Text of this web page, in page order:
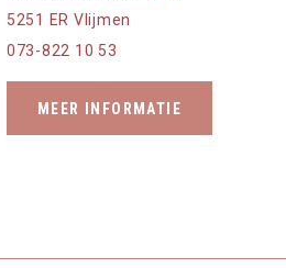
5251 ER Vlijmen
073-822 10 53
MEER INFORMATIE